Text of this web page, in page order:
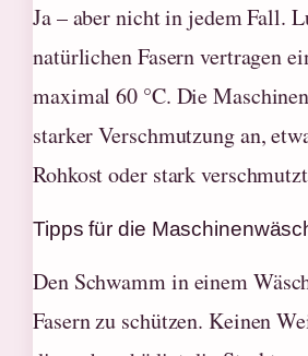
Ja – aber nicht in jedem Fall.
natürlichen Fasern vertragen
maximal 60 °C. Die
starker Verschmutzung an,
Rohkost oder stark
Tipps für die
Den Schwamm in einem
Fasern zu schützen. Keinen